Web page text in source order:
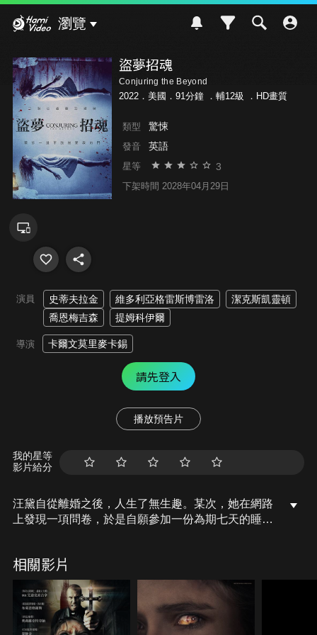
瀏覽
盜夢招魂
Conjuring the Beyond
2022．美國．91分鐘 ． 輔12級 ．HD畫質
類型 驚悚
發音 英語
星等 3
下架時間 2028年04月29日
演員 史蒂夫拉金 維多利亞格雷斯博雷洛
潔克斯凱靈頓
喬恩梅吉森
提姆科伊爾
導演 卡爾文莫里麥卡錫
請先登入
播放預告片
我的星等
影片給分
汪黛自從離婚之後，人生了無生趣。某次，她在網路
上發現一項問卷，於是自願參加一份為期七天的睡眠
患有創傷後壓力和恐慌症發作，理查企圖藉由催眠和
認知行為療法治療睡眠麻痺和夜驚症。在理查的催眠
之下，所有小組成員都做了同樣的噩夢，受到同一個
傳說女妖的糾纏。但是更奇怪得是，小組成員一個接
一個失蹤了，就連理查博士也失蹤了。為了自救，汪
相關影片